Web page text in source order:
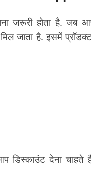
जरूरी होता है. जब
जाता है. इसमें
डिस्काउंट देना चाहते